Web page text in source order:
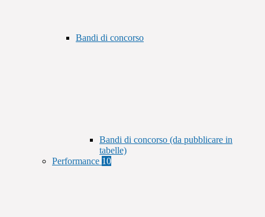
Bandi di concorso
Bandi di concorso (da pubblicare in
tabelle)
Performance 10